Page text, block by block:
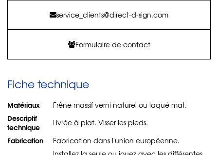
service_clients@direct-d-sign.com
Formulaire de contact
Fiche technique
Matériaux Frêne massif verni naturel ou laqué mat.
Descriptif
technique
Livrée à plat. Visser les pieds.
Fabrication Fabrication dans l'union européenne.